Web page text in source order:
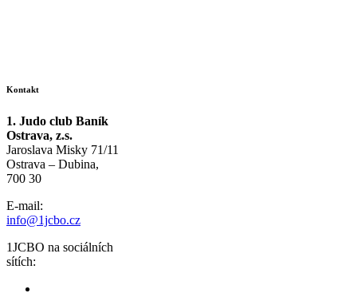
Kontakt
1. Judo club Baník
Ostrava, z.s.
Jaroslava Misky 71/11
Ostrava – Dubina,
700 30
E-mail:
info@1jcbo.cz
1JCBO na sociálních
sítích: